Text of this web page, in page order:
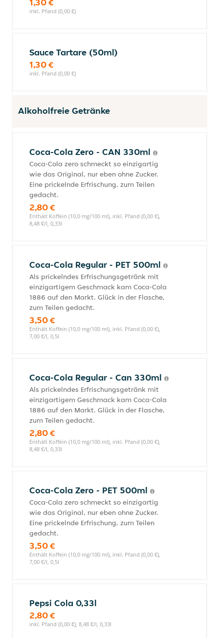
inkl. Pfand (0,00 €)
Sauce Tartare (50ml)
1,30 €
inkl. Pfand (0,00 €)
Alkoholfreie Getränke
Coca-Cola Zero - CAN 330ml
Coca-Cola zero schmeckt so einzigartig
wie das Original, nur eben ohne Zucker.
Eine prickelnde Erfrischung, zum Teilen
gedacht.
2,80 €
Enthält Koffein (10,0 mg/100 ml), inkl. Pfand (0,00 €),
8,48 €/l, 0,33l
Coca-Cola Regular - PET 500ml
Als prickelndes Erfrischungsgetränk mit
einzigartigem Geschmack kam Coca-Cola
1886 auf den Markt. Glück in der Flasche,
zum Teilen gedacht.
3,50 €
Enthält Koffein (10,0 mg/100 ml), inkl. Pfand (0,00 €),
7,00 €/l, 0,5l
Coca-Cola Regular - Can 330ml
Als prickelndes Erfrischungsgetränk mit
einzigartigem Geschmack kam Coca-Cola
1886 auf den Markt. Glück in der Flasche,
zum Teilen gedacht.
2,80 €
Enthält Koffein (10,0 mg/100 ml), inkl. Pfand (0,00 €),
8,48 €/l, 0,33l
Coca-Cola Zero - PET 500ml
Coca-Cola zero schmeckt so einzigartig
wie das Original, nur eben ohne Zucker.
Eine prickelnde Erfrischung, zum Teilen
gedacht.
3,50 €
Enthält Koffein (10,0 mg/100 ml), inkl. Pfand (0,00 €),
7,00 €/l, 0,5l
Pepsi Cola 0,33l
2,80 €
inkl. Pfand (0,00 €), 8,48 €/l, 0,33l